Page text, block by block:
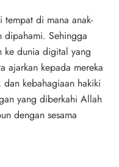
di mana anak-
dipahami. Sehingga
ke dunia digital yang
ajarkan kepada mereka
kebahagiaan hakiki
yang diberkahi Allah
dengan sesama